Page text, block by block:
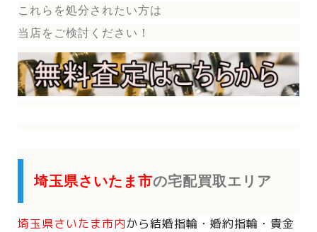
これらを処分されたい方は
当店をご検討ください！
埼玉県さいたま市の宅配買取エリア
埼玉県さいたま市内から結婚指輪・婚約指輪・貴金